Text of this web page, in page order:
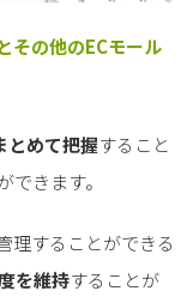
の他のECモール
とめて把握すること
きます。
理することができる
を維持することが